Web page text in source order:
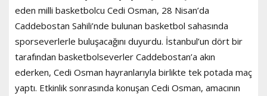
eden milli basketbolcu Cedi Osman, 28 Nisan’da
Caddebostan Sahili’nde bulunan basketbol sahasında
sporseverlerle buluşacağını duyurdu. İstanbul’un dört bir
tarafından basketbolseverler Caddebostan’a akın
ederken, Cedi Osman hayranlarıyla birlikte tek potada maç
yaptı. Etkinlik sonrasında konuşan Cedi Osman, amacının